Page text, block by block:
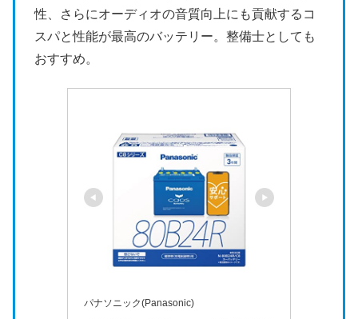
性、さらにオーディオの音質向上にも貢献するコ
スパと性能が最高のバッテリー。整備士としても
おすすめ。
パナソニック(Panasonic)